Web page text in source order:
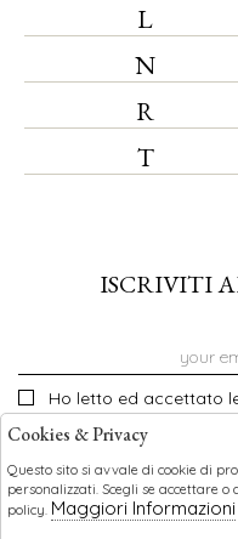
L
N
R
T
ISCRIVITI
Ho letto ed accettato
Cookies & Privacy
Questo sito si avvale di cookie di
personalizzati. Scegli se accettare
policy. Maggiori Informazioni